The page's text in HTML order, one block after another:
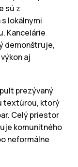
sú z
lokálnymi
Kancelárie
demonštruje,
aj
prezývaný
textúrou, ktorý
Celý priestor
komunitného
neformálne